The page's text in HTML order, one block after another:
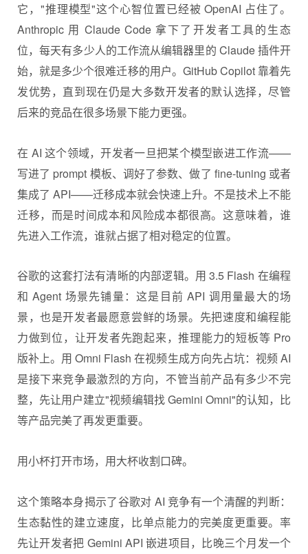
它，"推理模型"这个心智位置已经被 OpenAI 占住了。
Anthropic 用 Claude Code 拿下了开发者工具的生态
位，每天有多少人的工作流从编辑器里的 Claude 插件开
始，就是多少个很难迁移的用户。GitHub Copilot 靠着先
发优势，直到现在仍是大多数开发者的默认选择，尽管
后来的竞品在很多场景下能力更强。
在 AI 这个领域，开发者一旦把某个模型嵌进工作流——
写进了 prompt 模板、调好了参数、做了 fine-tuning 或者
集成了 API——迁移成本就会快速上升。不是技术上不能
迁移，而是时间成本和风险成本都很高。这意味着，谁
先进入工作流，谁就占据了相对稳定的位置。
谷歌的这套打法有清晰的内部逻辑。用 3.5 Flash 在编程
和 Agent 场景先铺量：这是目前 API 调用量最大的场
景，也是开发者最愿意尝鲜的场景。先把速度和编程能
力做到位，让开发者先跑起来，推理能力的短板等 Pro
版补上。用 Omni Flash 在视频生成方向先占坑：视频 AI
是接下来竞争最激烈的方向，不管当前产品有多少不完
整，先让用户建立"视频编辑找 Gemini Omni"的认知，比
等产品完美了再发更重要。
用小杯打开市场，用大杯收割口碑。
这个策略本身揭示了谷歌对 AI 竞争有一个清醒的判断：
生态黏性的建立速度，比单点能力的完美度更重要。率
先让开发者把 Gemini API 嵌进项目，比晚三个月发一个